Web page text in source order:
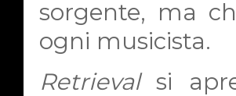
sorgente, ma
ogni musicista.
Retrievalsi